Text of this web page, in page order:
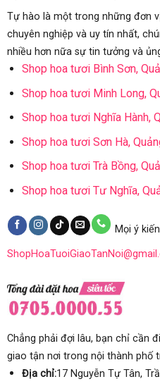
Tự hào là một trong những đơn
chuyên nghiệp và uy tín nhất,
nhiều hơn nữa sự tin tưởng và
Shop hoa tươi Bình Sơn,
Shop hoa tươi Minh Long,
Shop hoa tươi Nghĩa Hành,
Shop hoa tươi Sơn Hà,
Shop hoa tươi Trà Bồng,
Shop hoa tươi Tư Nghĩa,
Mọi ý
Chẳng phải đợi lâu, bạn chỉ cần
giao tận nơi trong nội thành phố
Địa chỉ:17 Nguyễn Tự Tân,